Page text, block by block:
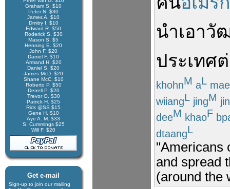
Graham S. $10
Peter N. $30
James A. $10
Dmitry I. $10
Edward R. $50
Roderick S. $30
Mason S. $5
Henning E. $20
John F. $20
Daniel F. $10
Armand H. $20
Daniel S. $20
James McD. $20
Shane McC. $10
Roberto P. $50
Derrell P. $20
Trevor O. $30
Patrick H. $25
Rick @SS $15
Gene H. $10
Aye A. M. $33
S. Cummings $25
Will F. $20
Get e-mail
Sign-up to join our mail­ing
นำเอาวั
ประเทศ
khohnM aL
wiiangL jingM
deeM khaoF
dtaangL
"Americans
and spread
(around the